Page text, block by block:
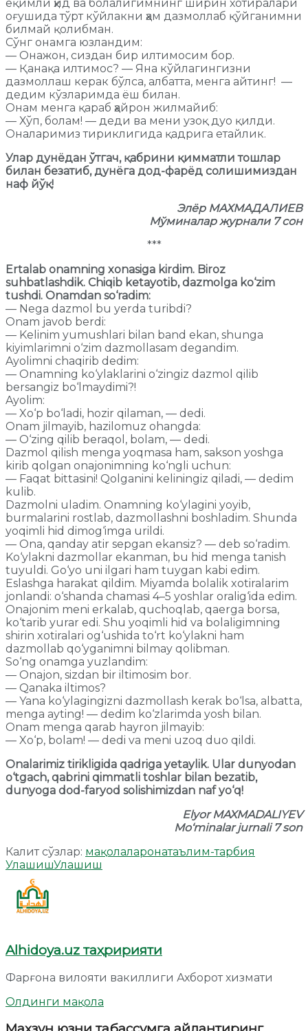
ёқимли ҳид ва болалигимнинг ширин хотиралари
оғушида тўрт кўйлакни ҳам дазмоллаб қўйганимни
билмай қолибман.
Сўнг онамга юзландим:
— Онажон, сиздан бир илтимосим бор.
— Қанақа илтимос? — Яна кўйлагингизни
дазмоллаш керак бўлса, албатта, менга айтинг! —
дедим кўзларимда ёш билан.
Онам менга қараб ҳайрон жилмайиб:
— Хўп, болам! — деди ва мени узоқ дуо қилди.
Оналаримиз тириклигида қадрига етайлик.
Улар дунёдан ўтгач, қабрини қимматли тошлар
билан безатиб, дунёга дод-фарёд солишимиздан
наф йўқ!
Элёр МАХМАДАЛИЕВ
Мўминалар журнали 7 сон
***
Ertalab onamning xonasiga kirdim. Biroz
suhbatlashdik. Chiqib ketayotib, dazmolga ko‘zim
tushdi. Onamdan so‘radim:
— Nega dazmol bu yerda turibdi?
Onam javob berdi:
— Kelinim yumushlari bilan band ekan, shunga
kiyimlarimni o‘zim dazmollasam degandim.
Ayolimni chaqirib dedim:
— Onamning ko‘ylaklarini o‘zingiz dazmol qilib
bersangiz bo‘lmaydimi?!
Ayolim:
— Xo‘p bo‘ladi, hozir qilaman, — dedi.
Onam jilmayib, hazilomuz ohangda:
— O‘zing qilib beraqol, bolam, — dedi.
Dazmol qilish menga yoqmasa ham, sakson yoshga
kirib qolgan onajonimning ko‘ngli uchun:
— Faqat bittasini! Qolganini keliningiz qiladi, — dedim
kulib.
Dazmolni uladim. Onamning ko‘ylagini yoyib,
burmalarini rostlab, dazmollashni boshladim. Shunda
yoqimli hid dimog‘imga urildi.
— Ona, qanday atir sepgan ekansiz? — deb so‘radim.
Ko‘ylakni dazmollar ekanman, bu hid menga tanish
tuyuldi. Go‘yo uni ilgari ham tuygan kabi edim.
Eslashga harakat qildim. Miyamda bolalik xotiralarim
jonlandi: o‘shanda chamasi 4–5 yoshlar oralig‘ida edim.
Onajonim meni erkalab, quchoqlab, qaerga borsa,
ko‘tarib yurar edi. Shu yoqimli hid va bolaligimning
shirin xotiralari og‘ushida to‘rt ko‘ylakni ham
dazmollab qo‘yganimni bilmay qolibman.
So‘ng onamga yuzlandim:
— Onajon, sizdan bir iltimosim bor.
— Qanaka iltimos?
— Yana ko‘ylagingizni dazmollash kerak bo‘lsa, albatta,
menga ayting! — dedim ko‘zlarimda yosh bilan.
Onam menga qarab hayron jilmayib:
— Xo‘p, bolam! — dedi va meni uzoq duo qildi.
Onalarimiz tirikligida qadriga yetaylik. Ular dunyodan
o‘tgach, qabrini qimmatli toshlar bilan bezatib,
dunyoga dod-faryod solishimizdan naf yo‘q!
Elyor MAXMADALIYEV
Mo‘minalar jurnali 7 son
Калит сўзлар: мақолаларонатаълим-тарбия
УлашишУлашиш
Alhidoya.uz таҳририяти
Фарғона вилояти вакиллиги Ахборот хизмати
Олдинги мақола